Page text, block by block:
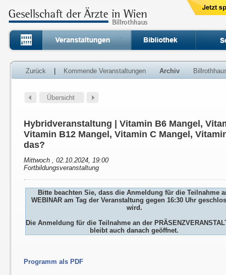
Zurück Kommende Veranstaltungen Archiv
Hybridveranstaltung | Vitamin B6 Mangel,
Vitamin B12 Mangel, Vitamin C Mangel,
das?
Mittwoch , 02.10.2024, 19:00
Fortbildungsveranstaltung
Bitte beachten Sie, dass die Anmeldung für die Teilnahme
WEBINAR am Tag der Veranstaltung gegen 16:30 Uhr
wird.
Die Anmeldung für die Teilnahme an der
bleibt auch danach geöffnet.
Programm als PDF